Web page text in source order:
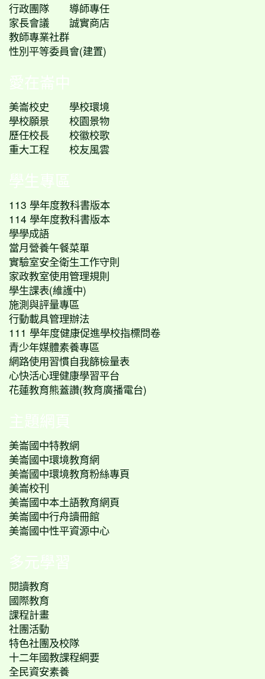
行政團隊
導師專任
家長會議
誠實商店
教師專業社群
性別平等委員會(建置)
愛在崙中
美崙校史
學校環境
學校願景
校園景物
歷任校長
校徽校歌
重大工程
校友風雲
學生專區
113 學年度教科書版本
114 學年度教科書版本
學學成語
當月營養午餐菜單
實驗室安全衛生工作守則
家政教室使用管理規則
學生課表(維護中)
施測與評量專區
行動載具管理辦法
111 學年度健康促進學校指標問卷
青少年媒體素養專區
網路使用習慣自我篩檢量表
心快活心理健康學習平台
花蓮教育熊蓋讚(教育廣播電台)
主題網頁
美崙國中特教網
美崙國中環境教育網
美崙國中環境教育粉絲專頁
美崙校刊
美崙國中本土語教育網頁
美崙國中行舟讀冊館
美崙國中性平資源中心
多元學習
閱讀教育
國際教育
課程計畫
社團活動
特色社團及校隊
十二年國教課程綱要
全民資安素養